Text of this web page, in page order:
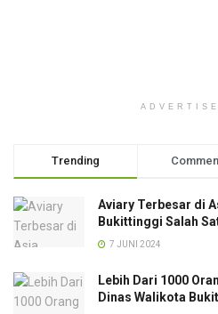
Trending
Aviary Terbesar di
Bukittinggi Salah
7 JUNI 2024
Lebih Dari 1000
Dinas Walikota